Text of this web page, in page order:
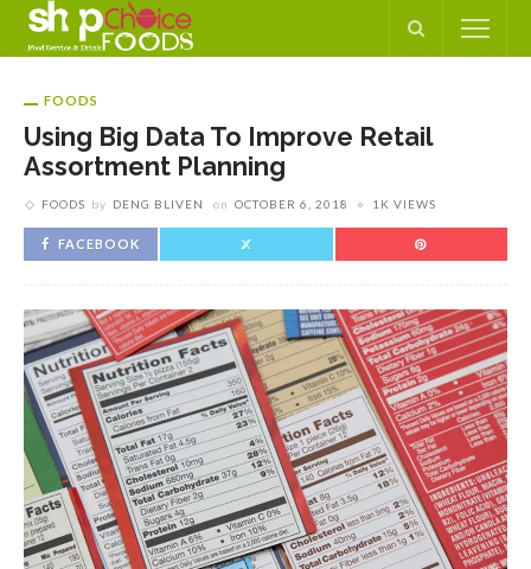
FOODS
Using Big Data To Improve Retail
Assortment Planning
FOODS by DENG BLIVEN on OCTOBER 6, 2018 1K VIEWS
FACEBOOK